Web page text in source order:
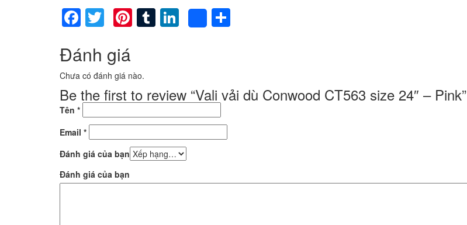
Facebook
TwitterPinterest
TumblrLinkedIn
Share
Đánh giá
Chưa có đánh giá nào.
Be the first to review “Vali vải dù Conwood CT563 size 24″ – Pink”
Tên *
Email *
Đánh giá của bạn
Đánh giá của bạn